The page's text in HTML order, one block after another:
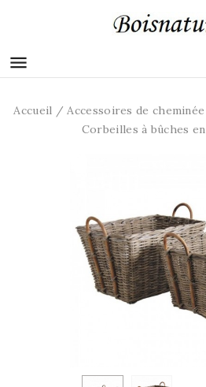

Accueil Accessoires de cheminée
Corbeilles à bûches